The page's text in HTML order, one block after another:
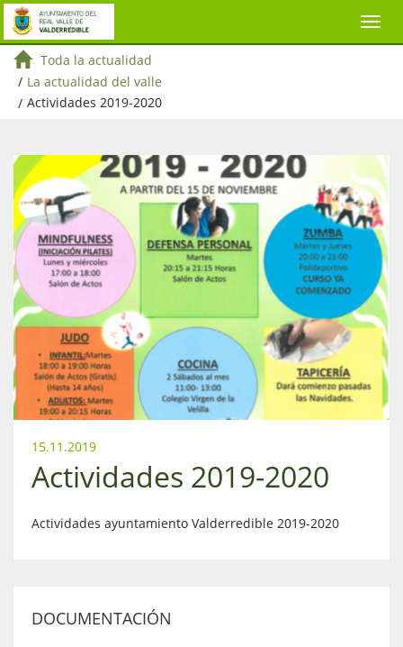
Toda la actualidad
/ La actualidad del valle
/ Actividades 2019-2020
15.11.2019
Actividades 2019-2020
Actividades ayuntamiento Valderredible 2019-2020
DOCUMENTACIÓN